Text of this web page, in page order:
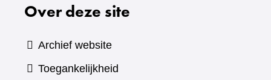
Over deze site
Archief website
Toegankelijkheid